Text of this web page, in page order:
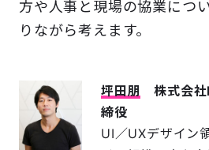
方や人事と現場の協業につ
りながら考えます。
坪田朋
株式会
締役
UI／UXデザイン